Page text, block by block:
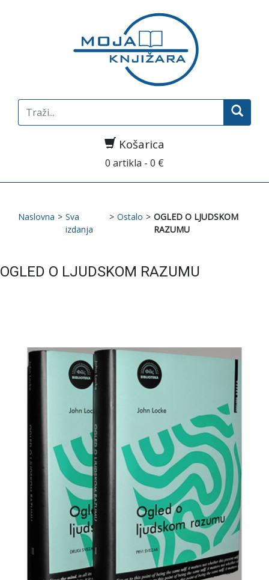
Search
for:
Košarica
0 artikla - 0 €
Naslovna > Sva
izdanja
> Ostalo > OGLED O LJUDSKOM
RAZUMU
OGLED O LJUDSKOM RAZUMU